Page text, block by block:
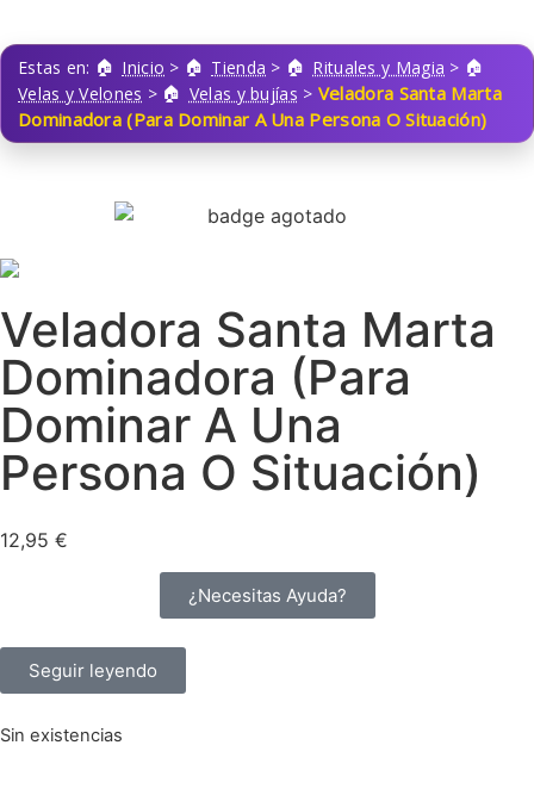
Estas en: Inicio > Tienda > Rituales y Magia >
Velas y Velones > Velas y bujías > Veladora Santa Marta
Dominadora (Para Dominar A Una Persona O Situación)
Veladora Santa Marta
Dominadora (Para
Dominar A Una
Persona O Situación)
12,95 €
¿Necesitas Ayuda?
Seguir leyendo
Sin existencias